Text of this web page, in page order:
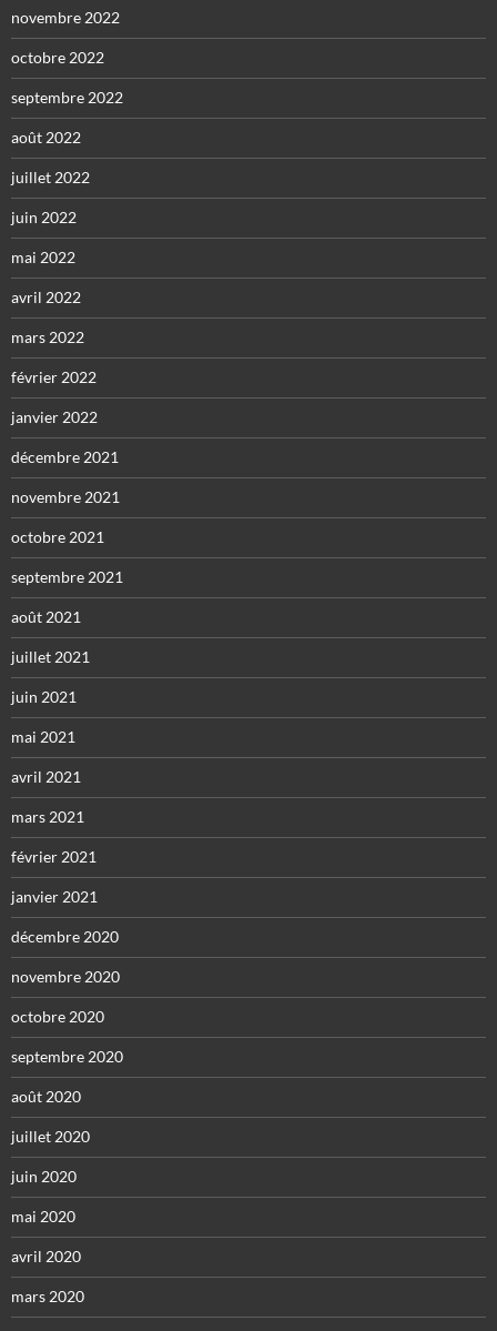
novembre 2022
octobre 2022
septembre 2022
août 2022
juillet 2022
juin 2022
mai 2022
avril 2022
mars 2022
février 2022
janvier 2022
décembre 2021
novembre 2021
octobre 2021
septembre 2021
août 2021
juillet 2021
juin 2021
mai 2021
avril 2021
mars 2021
février 2021
janvier 2021
décembre 2020
novembre 2020
octobre 2020
septembre 2020
août 2020
juillet 2020
juin 2020
mai 2020
avril 2020
mars 2020